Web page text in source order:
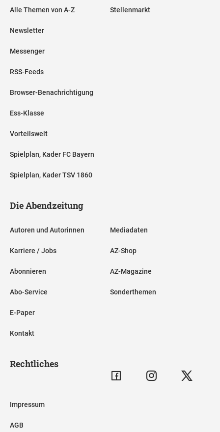
Alle Themen von A-Z
Newsletter
Messenger
RSS-Feeds
Browser-Benachrichtigung
Ess-Klasse
Vorteilswelt
Spielplan, Kader FC Bayern
Spielplan, Kader TSV 1860
Stellenmarkt
Die Abendzeitung
Autoren und Autorinnen
Karriere / Jobs
Abonnieren
Abo-Service
E-Paper
Kontakt
Mediadaten
AZ-Shop
AZ-Magazine
Sonderthemen
Rechtliches
Impressum
AGB